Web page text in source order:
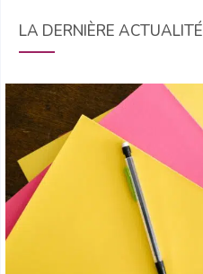
LA DERNIÈRE ACTUALITÉ